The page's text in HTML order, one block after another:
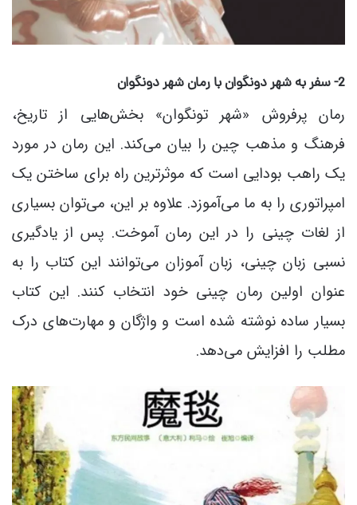
2- سفر به شهر دونگوان با رمان شهر دونگوان
رمان پرفروش «شهر تونگوان» بخش‌هایی از تاریخ،
فرهنگ و مذهب چین را بیان می‌کند. این رمان در مورد
یک راهب بودایی است که موثرترین راه برای ساختن یک
امپراتوری را به ما می‌آموزد. علاوه بر این، می‌توان بسیاری
از لغات چینی را در این رمان آموخت. پس از یادگیری
نسبی زبان چینی، زبان آموزان می‌توانند این کتاب را به
عنوان اولین رمان چینی خود انتخاب کنند. این کتاب
بسیار ساده‌ نوشته شده است و واژگان و مهارت‌های درک
مطلب را افزایش می‌دهد.